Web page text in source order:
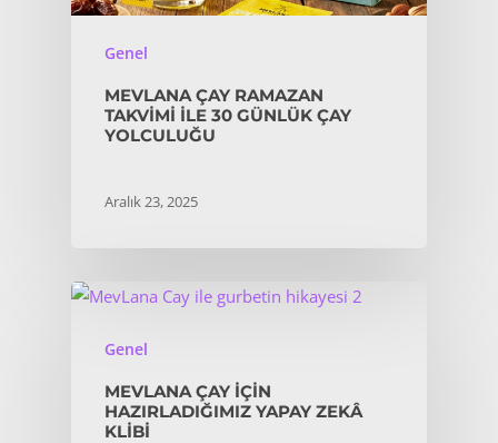
Genel
MEVLANA ÇAY RAMAZAN
TAKVIMI İLE 30 GÜNLÜK ÇAY
YOLCULUĞU
Aralık 23, 2025
Genel
MEVLANA ÇAY IÇIN
HAZIRLADIĞIMIZ YAPAY ZEKÂ
KLIBI